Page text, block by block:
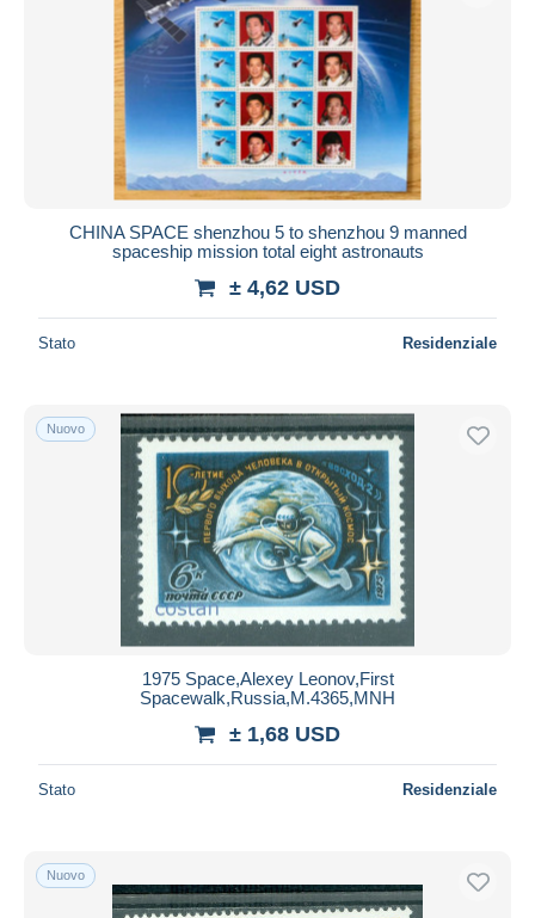
CHINA SPACE shenzhou 5 to shenzhou 9 manned
spaceship mission total eight astronauts
± 4,62 USD
Stato Residenziale
Nuovo
1975 Space,Alexey Leonov,First
Spacewalk,Russia,M.4365,MNH
± 1,68 USD
Stato Residenziale
Nuovo